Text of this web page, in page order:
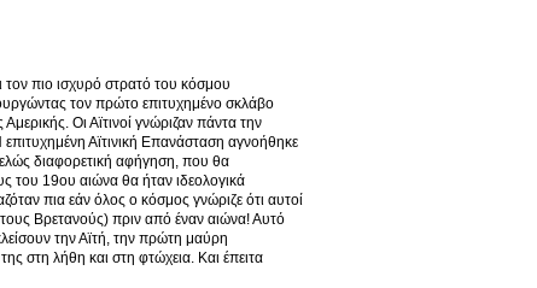
τον πιο ισχυρό στρατό του κόσμου
τον πρώτο επιτυχημένο σκλάβο
Οι Αϊτινοί γνώριζαν πάντα την
επιτυχημένη Αϊτινική Επανάσταση αγνοήθηκε
διαφορετική αφήγηση, που θα
του 19ου αιώνα θα ήταν ιδεολογικά
πια εάν όλος ο κόσμος γνώριζε ότι αυτοί
τους Βρετανούς) πριν από έναν αιώνα! Αυτό
την Αϊτή, την πρώτη μαύρη
στη λήθη και στη φτώχεια. Και έπειτα